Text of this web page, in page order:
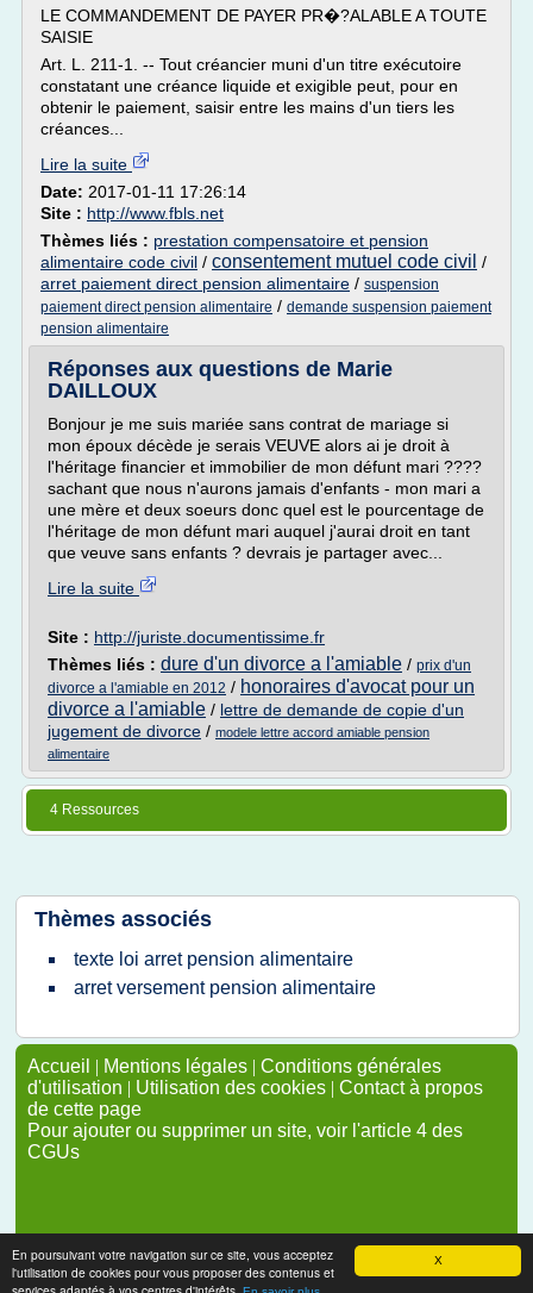
X
En poursuivant votre navigation sur ce site, vous acceptez
l'utilisation de cookies pour vous proposer des contenus et
LE COMMANDEMENT DE PAYER PR�?ALABLE A TOUTE
SAISIE
Art. L. 211-1. -- Tout créancier muni d'un titre exécutoire
constatant une créance liquide et exigible peut, pour en
obtenir le paiement, saisir entre les mains d'un tiers les
créances...
Lire la suite
Date: 2017-01-11 17:26:14
Site : http://www.fbls.net
Thèmes liés : prestation compensatoire et pension
alimentaire code civil / consentement mutuel code civil /
arret paiement direct pension alimentaire / suspension
paiement direct pension alimentaire / demande suspension paiement
pension alimentaire
Réponses aux questions de Marie
DAILLOUX
Bonjour je me suis mariée sans contrat de mariage si
mon époux décède je serais VEUVE alors ai je droit à
l'héritage financier et immobilier de mon défunt mari ????
sachant que nous n'aurons jamais d'enfants - mon mari a
une mère et deux soeurs donc quel est le pourcentage de
l'héritage de mon défunt mari auquel j'aurai droit en tant
que veuve sans enfants ? devrais je partager avec...
Lire la suite
Site : http://juriste.documentissime.fr
Thèmes liés : dure d'un divorce a l'amiable / prix d'un
divorce a l'amiable en 2012 / honoraires d'avocat pour un
divorce a l'amiable / lettre de demande de copie d'un
jugement de divorce / modele lettre accord amiable pension
alimentaire
4 Ressources
Thèmes associés
texte loi arret pension alimentaire
arret versement pension alimentaire
Accueil | Mentions légales | Conditions générales
d'utilisation | Utilisation des cookies | Contact à propos
de cette page
Pour ajouter ou supprimer un site, voir l'article 4 des
CGUs